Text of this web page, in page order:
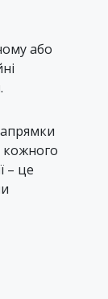
або
кожного
– це